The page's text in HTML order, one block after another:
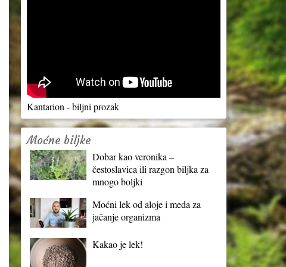
Kantarion - biljni prozak
Moćne biljke
Dobar kao veronika –
čestoslavica ili razgon biljka za
mnogo boljki
Moćni lek od aloje i meda za
jačanje organizma
Kakao je lek!